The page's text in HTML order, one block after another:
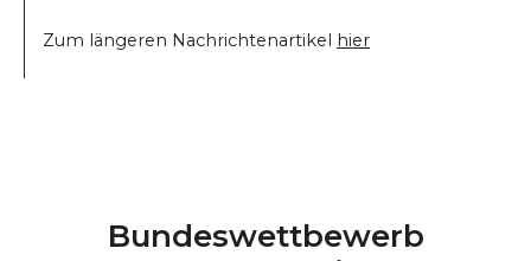
Zum längeren Nachrichtenartikel hier
Bundeswettbewerb